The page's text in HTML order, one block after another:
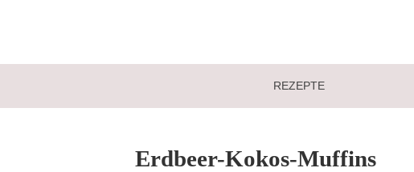
REZEPTE
Erdbeer-Kokos-Muffins